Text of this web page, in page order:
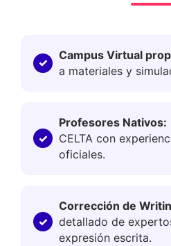
Campus Virtual
a materiales y
Profesores Nativos:
CELTA con
oficiales.
Corrección de
detallado de
expresión escrita.